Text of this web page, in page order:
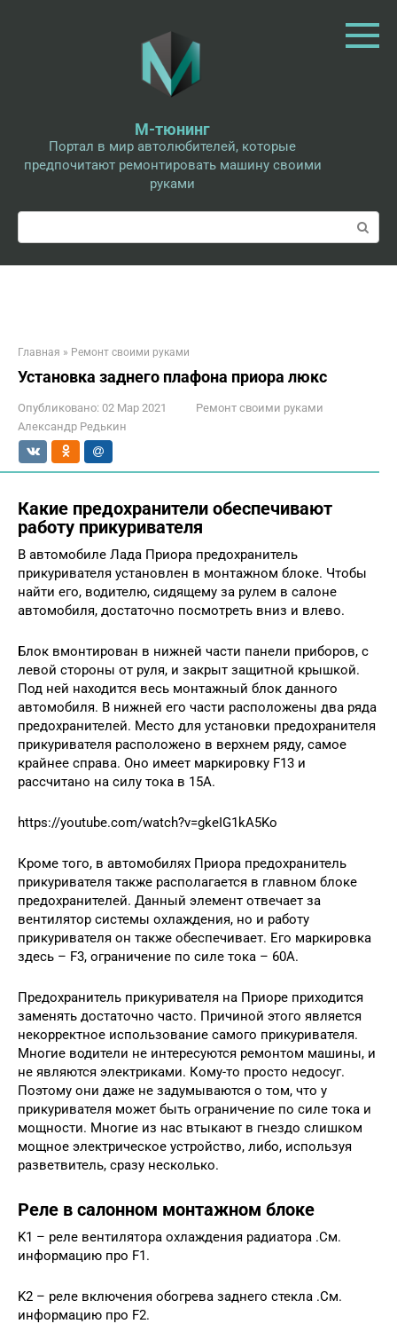
М-тюнинг
Портал в мир автолюбителей, которые
предпочитают ремонтировать машину своими
руками
Поиск:
Главная » Ремонт своими руками
Установка заднего плафона приора люкс
Опубликовано: 02 Мар 2021
Ремонт своими руками
Александр Редькин
Какие предохранители обеспечивают
работу прикуривателя
В автомобиле Лада Приора предохранитель
прикуривателя установлен в монтажном блоке. Чтобы
найти его, водителю, сидящему за рулем в салоне
автомобиля, достаточно посмотреть вниз и влево.
Блок вмонтирован в нижней части панели приборов, с
левой стороны от руля, и закрыт защитной крышкой.
Под ней находится весь монтажный блок данного
автомобиля. В нижней его части расположены два ряда
предохранителей. Место для установки предохранителя
прикуривателя расположено в верхнем ряду, самое
крайнее справа. Оно имеет маркировку F13 и
рассчитано на силу тока в 15А.
https://youtube.com/watch?v=gkeIG1kA5Ko
Кроме того, в автомобилях Приора предохранитель
прикуривателя также располагается в главном блоке
предохранителей. Данный элемент отвечает за
вентилятор системы охлаждения, но и работу
прикуривателя он также обеспечивает. Его маркировка
здесь – F3, ограничение по силе тока – 60А.
Предохранитель прикуривателя на Приоре приходится
заменять достаточно часто. Причиной этого является
некорректное использование самого прикуривателя.
Многие водители не интересуются ремонтом машины, и
не являются электриками. Кому-то просто недосуг.
Поэтому они даже не задумываются о том, что у
прикуривателя может быть ограничение по силе тока и
мощности. Многие из нас втыкают в гнездо слишком
мощное электрическое устройство, либо, используя
разветвитель, сразу несколько.
Реле в салонном монтажном блоке
K1 – реле вентилятора охлаждения радиатора .См.
информацию про F1.
K2 – реле включения обогрева заднего стекла .См.
информацию про F2.